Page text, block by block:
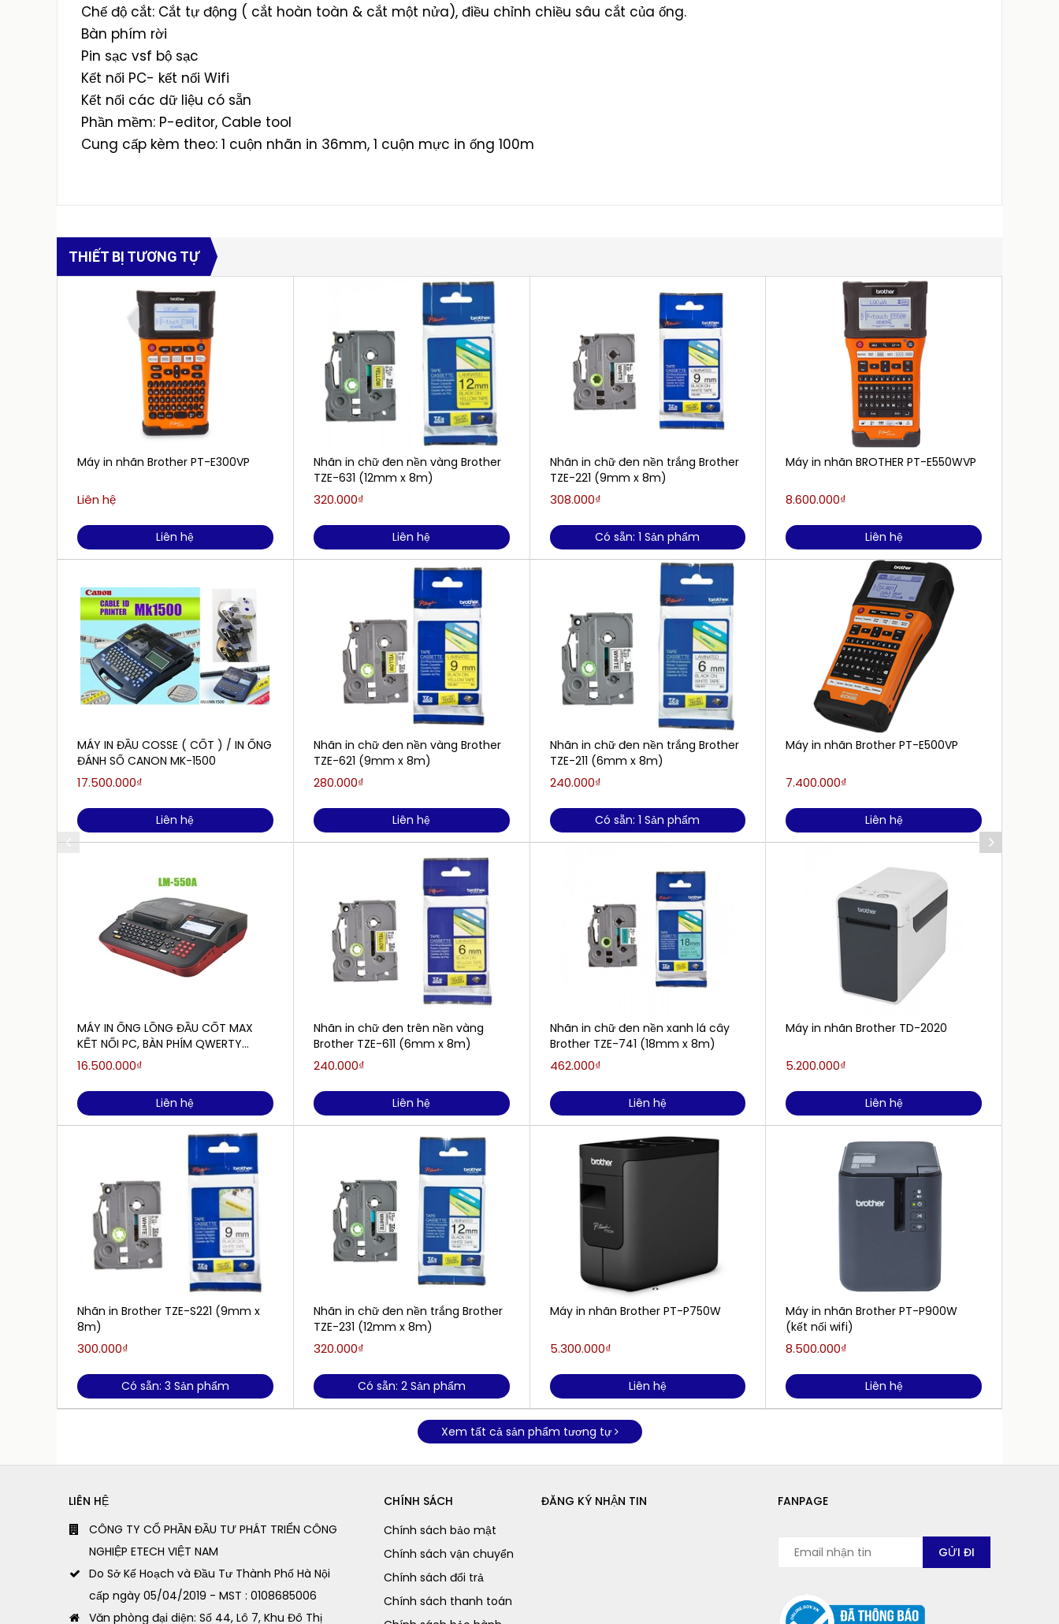
Chế độ cắt: Cắt tự động ( cắt hoàn toàn & cắt một nửa), điều chỉnh chiều sâu cắt của ống.
Bàn phím rời
Pin sạc vsf bộ sạc
Kết nối PC- kết nối Wifi
Kết nối các dữ liệu có sẵn
Phần mềm: P-editor, Cable tool
Cung cấp kèm theo: 1 cuộn nhãn in 36mm, 1 cuộn mực in ống 100m
THIẾT BỊ TƯƠNG TỰ
Máy in nhãn Brother PT-E300VP
Liên hệ
Liên hệ
MÁY IN ĐẦU COSSE ( CỐT ) / IN ỐNG
ĐÁNH SỐ CANON MK-1500
17.500.000₫
Liên hệ
MÁY IN ỐNG LỒNG ĐẦU CỐT MAX
KẾT NỐI PC, BÀN PHÍM QWERTY
MAX-LM550A
16.500.000₫
Liên hệ
Nhãn in Brother TZE-S221 (9mm x
8m)
300.000₫
Có sẵn: 3 Sản phẩm
Nhãn in chữ đen nền vàng Brother
TZE-631 (12mm x 8m​)
320.000₫
Liên hệ
Nhãn in chữ đen nền vàng Brother
TZE-621 (9mm x 8m​)
280.000₫
Liên hệ
Nhãn in chữ đen trên nền vàng
Brother TZE-611 (6mm x 8m​)
240.000₫
Liên hệ
Nhãn in chữ đen nền trắng Brother
TZE-231 (12mm x 8m​)
320.000₫
Có sẵn: 2 Sản phẩm
Nhãn in chữ đen nền trắng Brother
TZE-221 (9mm x 8m​)
308.000₫
Có sẵn: 1 Sản phẩm
Nhãn in chữ đen nền trắng Brother
TZE-211 (6mm x 8m​)
240.000₫
Có sẵn: 1 Sản phẩm
Nhãn in chữ đen nền xanh lá cây
Brother TZE-741 (18mm x 8m​)
462.000₫
Liên hệ
Máy in nhãn Brother PT-P750W
5.300.000₫
Liên hệ
Máy in nhãn BROTHER PT-E550WVP
8.600.000₫
Liên hệ
Máy in nhãn Brother PT-E500VP
7.400.000₫
Liên hệ
Máy in nhãn Brother TD-2020
5.200.000₫
Liên hệ
Máy in nhãn Brother PT-P900W
(kết nối wifi)
8.500.000₫
Liên hệ
Xem tất cả sản phẩm tương tự
LIÊN HỆ
CÔNG TY CỔ PHẦN ĐẦU TƯ PHÁT TRIỂN CÔNG
NGHIỆP ETECH VIỆT NAM
Do Sở Kế Hoạch và Đầu Tư Thành Phố Hà Nội
cấp ngày 05/04/2019 - MST : 0108685006
Văn phòng đại diện: Số 44, Lô 7, Khu Đô Thị
CHÍNH SÁCH
Chính sách bảo mật
Chính sách vận chuyển
Chính sách đổi trả
Chính sách thanh toán
ĐĂNG KÝ NHẬN TIN FANPAGE